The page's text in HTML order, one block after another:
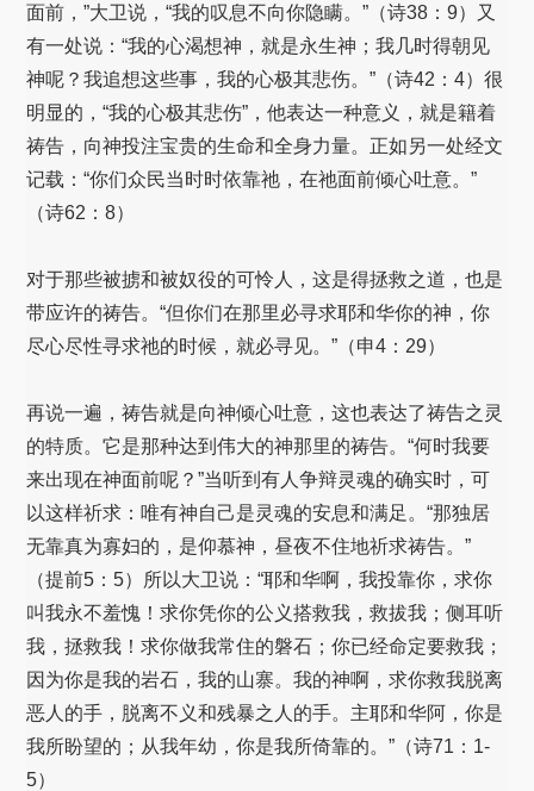
面前，”大卫说，“我的叹息不向你隐瞒。”（诗38：9）又
有一处说：“我的心渴想神，就是永生神；我几时得朝见
神呢？我追想这些事，我的心极其悲伤。”（诗42：4）很
明显的，“我的心极其悲伤”，他表达一种意义，就是籍着
祷告，向神投注宝贵的生命和全身力量。正如另一处经文
记载：“你们众民当时时依靠祂，在祂面前倾心吐意。”
（诗62：8）
对于那些被掳和被奴役的可怜人，这是得拯救之道，也是
带应许的祷告。“但你们在那里必寻求耶和华你的神，你
尽心尽性寻求祂的时候，就必寻见。”（申4：29）
再说一遍，祷告就是向神倾心吐意，这也表达了祷告之灵
的特质。它是那种达到伟大的神那里的祷告。“何时我要
来出现在神面前呢？”当听到有人争辩灵魂的确实时，可
以这样祈求：唯有神自己是灵魂的安息和满足。“那独居
无靠真为寡妇的，是仰慕神，昼夜不住地祈求祷告。”
（提前5：5）所以大卫说：“耶和华啊，我投靠你，求你
叫我永不羞愧！求你凭你的公义搭救我，救拔我；侧耳听
我，拯救我！求你做我常住的磐石；你已经命定要救我；
因为你是我的岩石，我的山寨。我的神啊，求你救我脱离
恶人的手，脱离不义和残暴之人的手。主耶和华阿，你是
我所盼望的；从我年幼，你是我所倚靠的。”（诗71：1-
5）